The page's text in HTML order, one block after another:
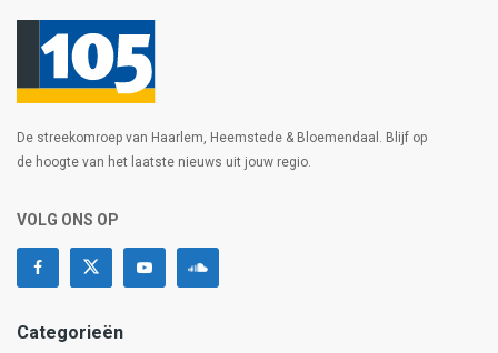
De streekomroep van Haarlem, Heemstede & Bloemendaal. Blijf op
de hoogte van het laatste nieuws uit jouw regio.
VOLG ONS OP
Categorieën